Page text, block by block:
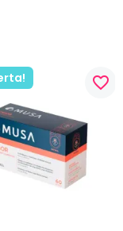
favorite_border